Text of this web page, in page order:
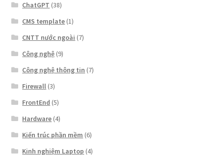
ChatGPT (38)
CMS template (1)
CNTT nước ngoài (7)
Công nghệ (9)
Công nghệ thông tin (7)
Firewall (3)
FrontEnd (5)
Hardware (4)
Kiến trúc phần mềm (6)
Kinh nghiệm Laptop (4)